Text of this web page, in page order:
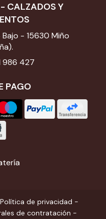
CALZADOS Y
- 15630 Miño
986 427
PAGO
Política de privacidad -
de contratación -